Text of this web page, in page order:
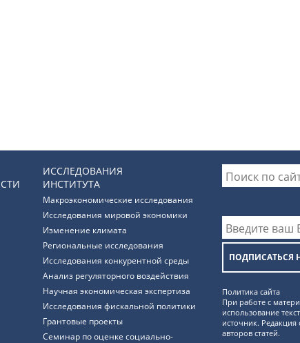
ИССЛЕДОВАНИЯ
ИНСТИТУТА
Макроэкономические исследования
Исследования мировой экономики
Изменение климата
Региональные исследования
Исследования конкурентной среды
Анализ регуляторного воздействия
Научная экономическая экспертиза
Исследования фискальной политики
Грантовые проекты
Семинар по оценке социально-
ПОДПИСАТЬСЯ
Политика сайта
При работе с
использование
источник. Редакция
авторов статей.